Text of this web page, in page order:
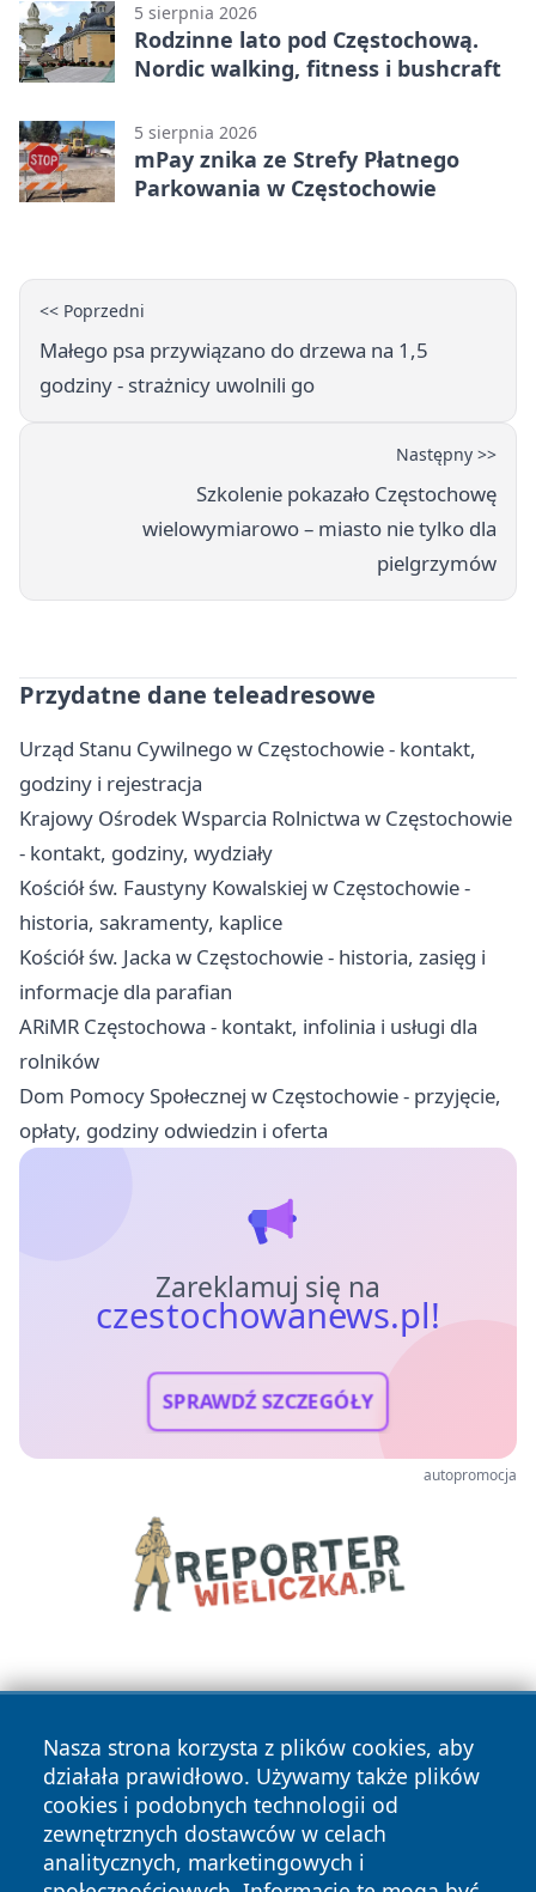
5 sierpnia 2026
Rodzinne lato pod Częstochową.
Nordic walking, fitness i bushcraft
5 sierpnia 2026
mPay znika ze Strefy Płatnego
Parkowania w Częstochowie
<< Poprzedni
Małego psa przywiązano do drzewa na 1,5
godziny - strażnicy uwolnili go
Następny >>
Szkolenie pokazało Częstochowę
wielowymiarowo – miasto nie tylko dla
pielgrzymów
Przydatne dane teleadresowe
Urząd Stanu Cywilnego w Częstochowie - kontakt,
godziny i rejestracja
Krajowy Ośrodek Wsparcia Rolnictwa w Częstochowie
- kontakt, godziny, wydziały
Kościół św. Faustyny Kowalskiej w Częstochowie -
historia, sakramenty, kaplice
Kościół św. Jacka w Częstochowie - historia, zasięg i
informacje dla parafian
ARiMR Częstochowa - kontakt, infolinia i usługi dla
rolników
Dom Pomocy Społecznej w Częstochowie - przyjęcie,
opłaty, godziny odwiedzin i oferta
Zareklamuj się na
czestochowanews.pl!
SPRAWDŹ SZCZEGÓŁY
autopromocja
Nasza strona korzysta z plików cookies, aby
działała prawidłowo. Używamy także plików
cookies i podobnych technologii od
zewnętrznych dostawców w celach
analitycznych, marketingowych i
Copyright © 2026 czestochowanews.pl Wszystkie prawa
zastrzeżone.